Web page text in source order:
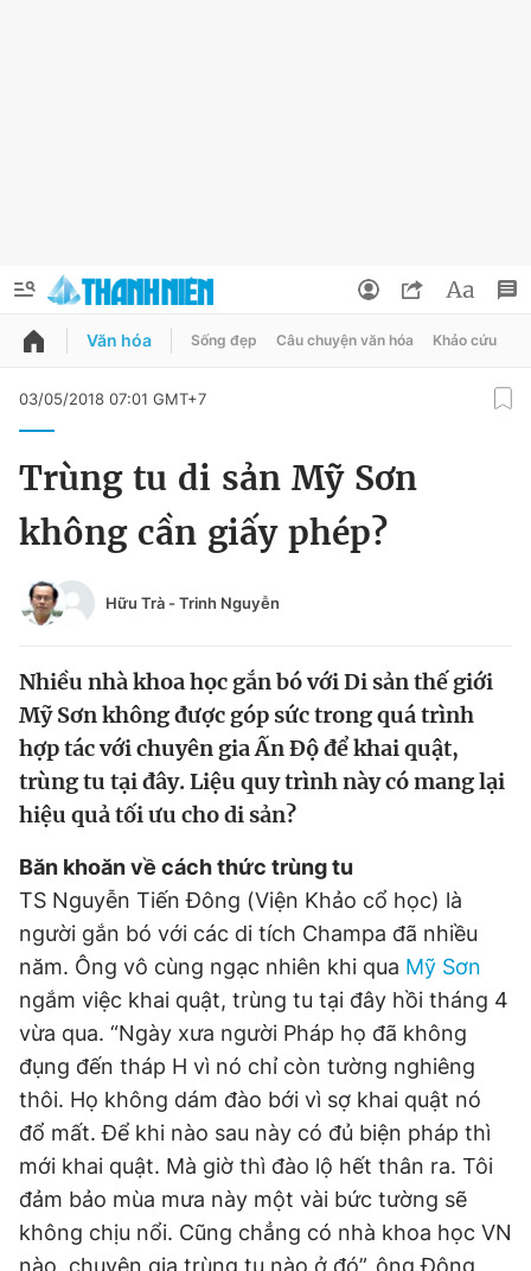
QUẢNG CÁO
Chuyên mục
Chào ngày mới Tin 24h
Tin thị trường Tin 360
Video Magazine
Tiện ích Bạn cần biết
Thông tin tòa soạn Liên hệ quảng cáo
Đọc Thanh Niên trên điện thoại
Đổi mật khẩu
Tin đã lưu
Tin đã xem
Văn hóa Sống đẹp Câu chuyện văn hóa Khảo cứu
03/05/2018 07:01 GMT+7
Trùng tu di sản Mỹ Sơn
không cần giấy phép?
Hữu Trà - Trinh Nguyễn
Nhiều nhà khoa học gắn bó với Di sản thế giới
Mỹ Sơn không được góp sức trong quá trình
hợp tác với chuyên gia Ấn Độ để khai quật,
trùng tu tại đây. Liệu quy trình này có mang lại
hiệu quả tối ưu cho di sản?
Băn khoăn về cách thức trùng tu
TS Nguyễn Tiến Đông (Viện Khảo cổ học) là
người gắn bó với các di tích Champa đã nhiều
năm. Ông vô cùng ngạc nhiên khi qua Mỹ Sơn
ngắm việc khai quật, trùng tu tại đây hồi tháng 4
vừa qua. “Ngày xưa người Pháp họ đã không
đụng đến tháp H vì nó chỉ còn tường nghiêng
thôi. Họ không dám đào bới vì sợ khai quật nó
đổ mất. Để khi nào sau này có đủ biện pháp thì
mới khai quật. Mà giờ thì đào lộ hết thân ra. Tôi
đảm bảo mùa mưa này một vài bức tường sẽ
không chịu nổi. Cũng chẳng có nhà khoa học VN
nào, chuyên gia trùng tu nào ở đó”, ông Đông